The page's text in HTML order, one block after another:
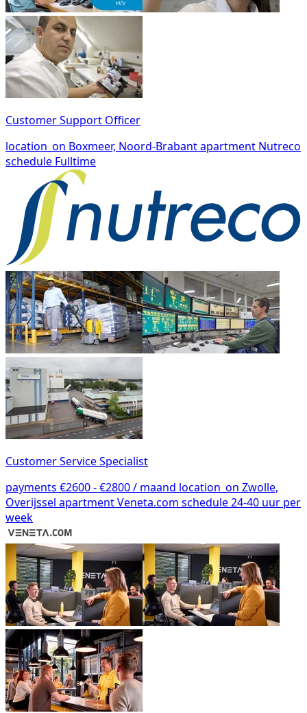
Customer Support Officer
location_on Boxmeer, Noord-Brabantapartment Nutreco
schedule Fulltime
Customer Service Specialist
payments €2600 - €2800 / maand location_on Zwolle,
Overijssel apartmentVeneta.com schedule24-40 uur per
week